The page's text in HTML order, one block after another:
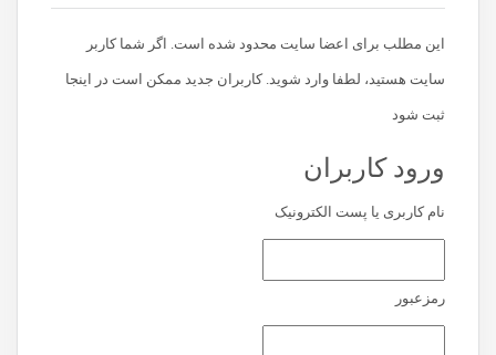
این مطلب برای اعضا سایت محدود شده است. اگر شما کاربر
سایت هستید، لطفا وارد شوید. کاربران جدید ممکن است در اینجا
ثبت شود
ورود کاربران
نام کاربری یا پست الکترونیک
رمزعبور